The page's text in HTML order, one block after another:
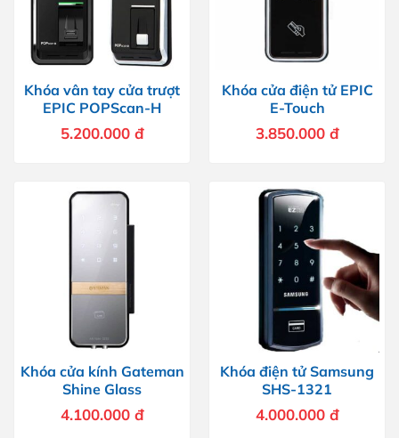
Khóa vân tay cửa trượt
EPIC POPScan-H
5.200.000 đ
Khóa cửa điện tử EPIC
E-Touch
3.850.000 đ
Khóa cửa kính Gateman
Shine Glass
4.100.000 đ
Khóa điện tử Samsung
SHS-1321
4.000.000 đ